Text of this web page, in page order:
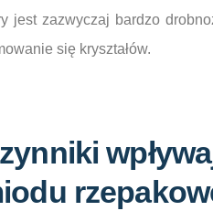
jest zazwyczaj bardzo
się kryształów.